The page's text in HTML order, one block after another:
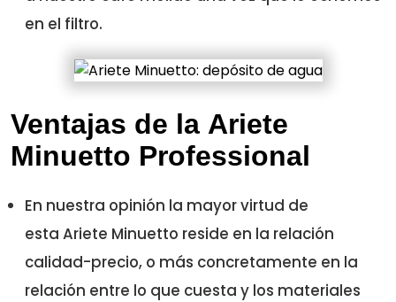
en el filtro.
Ventajas de la Ariete
Minuetto Professional
En nuestra opinión la mayor virtud de
esta Ariete Minuetto reside en la relación
calidad-precio, o más concretamente en la
relación entre lo que cuesta y los materiales